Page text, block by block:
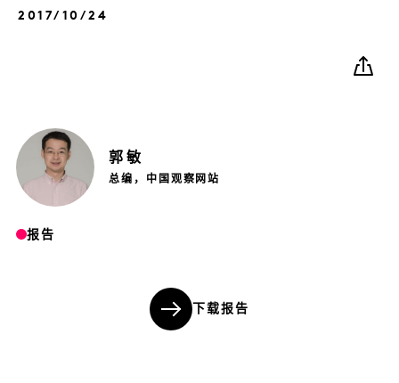
2017/10/24
郭 敏
总编，中国观察网站
报告
下载报告